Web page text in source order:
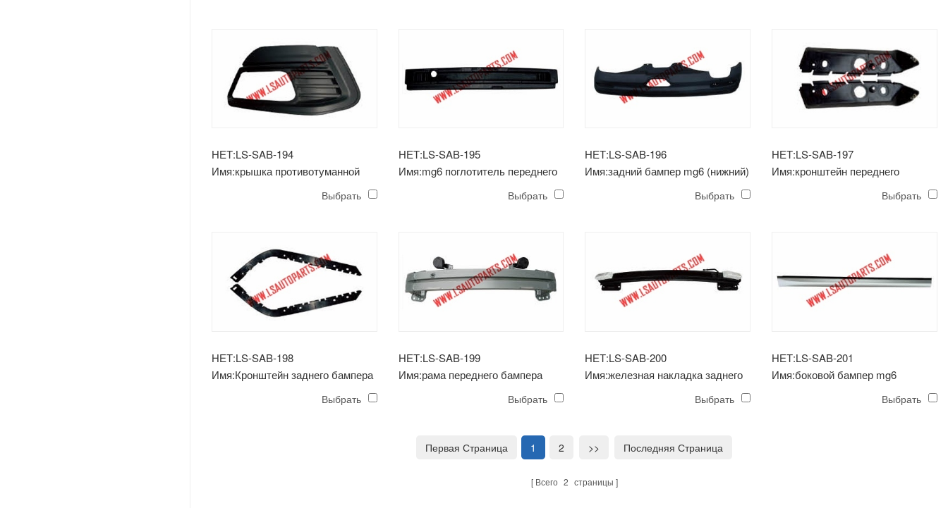
НЕТ:LS-SAB-194
Имя:крышка противотуманной
Выбрать
НЕТ:LS-SAB-195
Имя:mg6 поглотитель переднего
Выбрать
НЕТ:LS-SAB-196
Имя:задний бампер mg6 (нижний)
Выбрать
НЕТ:LS-SAB-197
Имя:кронштейн переднего
Выбрать
НЕТ:LS-SAB-198
Имя:Кронштейн заднего бампера
Выбрать
НЕТ:LS-SAB-199
Имя:рама переднего бампера
Выбрать
НЕТ:LS-SAB-200
Имя:железная накладка заднего
Выбрать
НЕТ:LS-SAB-201
Имя:боковой бампер mg6
Выбрать
Первая Страница 1 2 >> Последняя Страница
Всего 2 страницы